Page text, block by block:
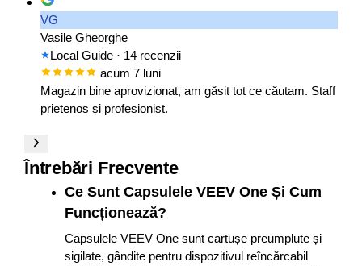
VG
Vasile Gheorghe
Local Guide · 14 recenzii
acum 7 luni
Magazin bine aprovizionat, am găsit tot ce căutam. Staff
prietenos și profesionist.
Întrebări Frecvente
Ce Sunt Capsulele VEEV One Și Cum
Funcționează?
Capsulele VEEV One sunt cartușe preumplute și
sigilate, gândite pentru dispozitivul reîncărcabil